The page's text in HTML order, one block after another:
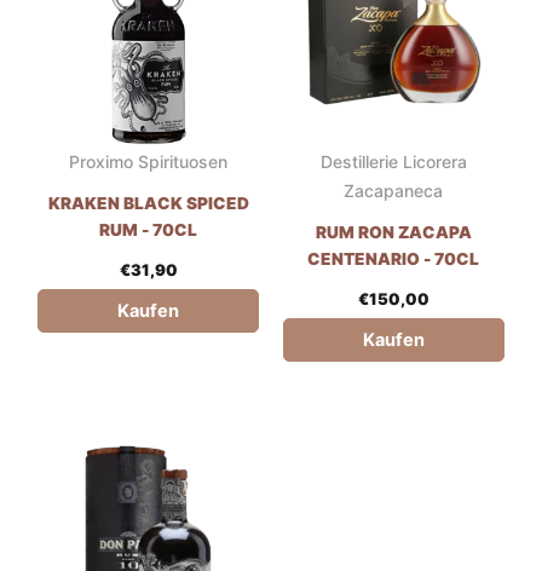
Proximo Spirituosen
KRAKEN BLACK SPICED
RUM - 70CL
€31,90
Kaufen
Destillerie Licorera
Zacapaneca
RUM RON ZACAPA
CENTENARIO - 70CL
€150,00
Kaufen